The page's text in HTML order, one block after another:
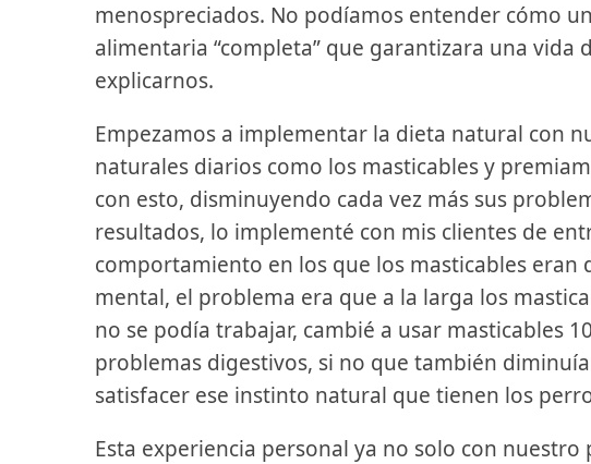
menospreciados. No podíamos entender cómo
alimentaria “completa” que garantizara una
explicarnos.
Empezamos a implementar la dieta natural con
naturales diarios como los masticables y
con esto, disminuyendo cada vez más sus
resultados, lo implementé con mis clientes de
comportamiento en los que los masticables
mental, el problema era que a la larga los
no se podía trabajar, cambié a usar masticables
problemas digestivos, si no que también
satisfacer ese instinto natural que tienen los
Esta experiencia personal ya no solo con